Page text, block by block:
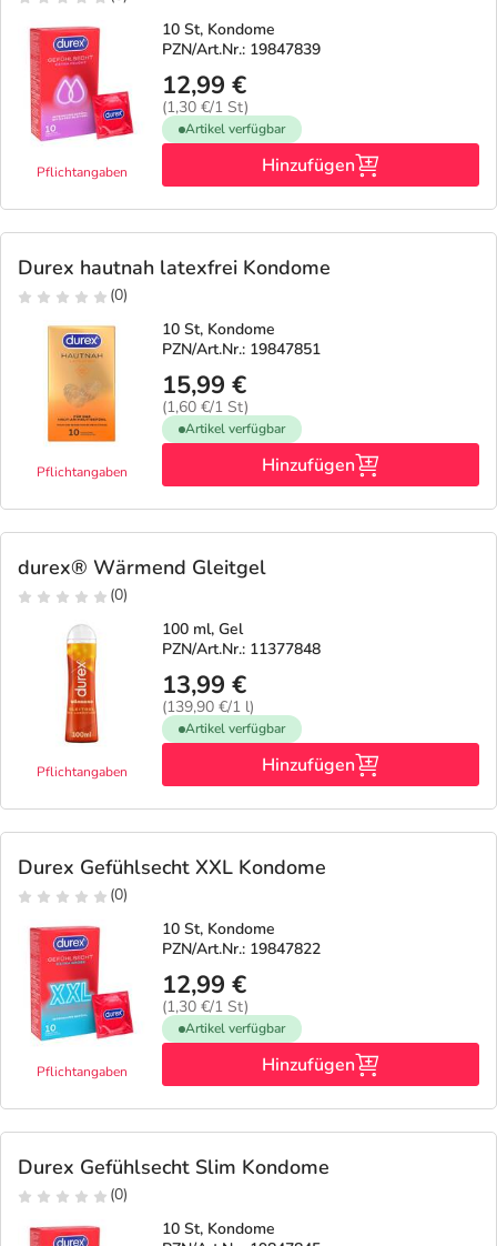
Pflichtangaben
10 St, Kondome
PZN/Art.Nr.: 19847839
12,99 €
(1,30 €/1 St)
Artikel verfügbar
Hinzufügen
Durex hautnah latexfrei Kondome
(0)
Pflichtangaben
10 St, Kondome
PZN/Art.Nr.: 19847851
15,99 €
(1,60 €/1 St)
Artikel verfügbar
Hinzufügen
durex® Wärmend Gleitgel
(0)
Pflichtangaben
100 ml, Gel
PZN/Art.Nr.: 11377848
13,99 €
(139,90 €/1 l)
Artikel verfügbar
Hinzufügen
Durex Gefühlsecht XXL Kondome
(0)
Pflichtangaben
10 St, Kondome
PZN/Art.Nr.: 19847822
12,99 €
(1,30 €/1 St)
Artikel verfügbar
Hinzufügen
Durex Gefühlsecht Slim Kondome
(0)
10 St, Kondome